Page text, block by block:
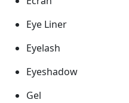
Eye Liner
Eyelash
Eyeshadow
Gel